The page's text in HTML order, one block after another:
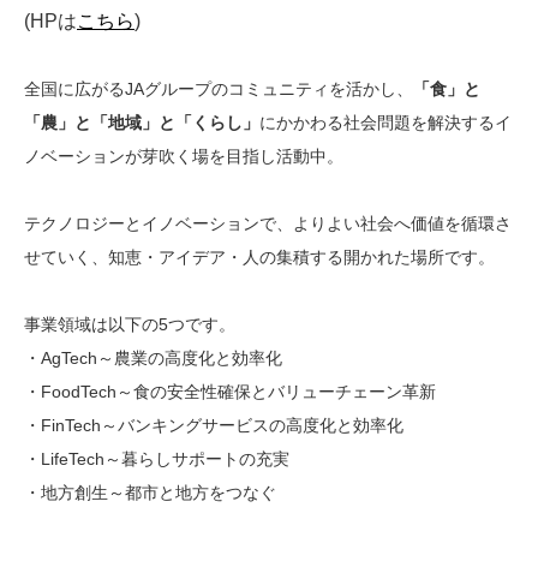
(HPはこちら)
全国に広がるJAグループのコミュニティを活かし、
「食」と
「農」と「地域」と「くらし」 にかかわる社会問題を解決するイ
ノベーションが芽吹く場を目指し活動中。
テクノロジーとイノベーションで、よりよい社会へ価値を循環さ
せていく、知恵・アイデア・人の集積する開かれた場所です。
事業領域は以下の5つです。
・AgTech～農業の高度化と効率化
・FoodTech～食の安全性確保とバリューチェーン革新
・FinTech～バンキングサービスの高度化と効率化
・LifeTech～暮らしサポートの充実
・地方創生～都市と地方をつなぐ